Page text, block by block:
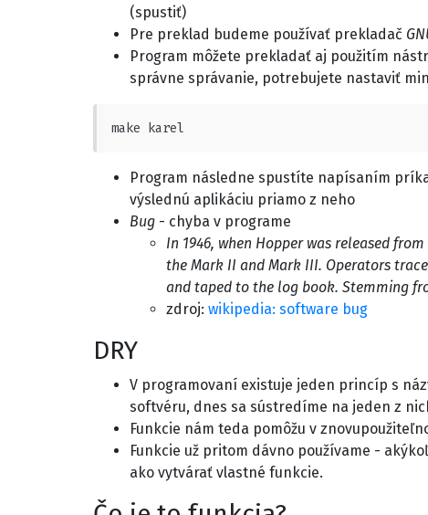
(spustiť)
Pre preklad budeme používať prekladač
Program môžete prekladať aj použitím
správne správanie, potrebujete nastaviť
make karel
Program následne spustíte napísaním
výslednú aplikáciu priamo z neho
Bug - chyba v programe
In 1946, when Hopper was released
the Mark II and Mark III. Operators
and taped to the log book. Stemming
zdroj: wikipedia: software bug
DRY
V programovaní existuje jeden princíp s
softvéru, dnes sa sústredíme na jeden z
Funkcie nám teda pomôžu v
Funkcie už pritom dávno používame -
ako vytvárať vlastné funkcie.